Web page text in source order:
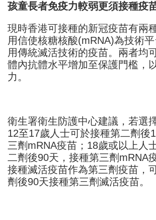
孩童長者免疫力較弱更須接種疫
現時香港可接種的新冠疫苗有兩
用信使核糖核酸(mRNA)為技術
用傳統滅活技術的疫苗。兩者均
體內抗體水平增加至保護門檻，
力。
衛生署衛生防護中心建議，若選
12至17歲人士可於接種第二劑後
三劑mRNA疫苗；18歲或以上人
二劑後90天，接種第三劑mRNA
接種滅活疫苗作為第三劑疫苗，
劑後90天接種第三劑滅活疫苗。